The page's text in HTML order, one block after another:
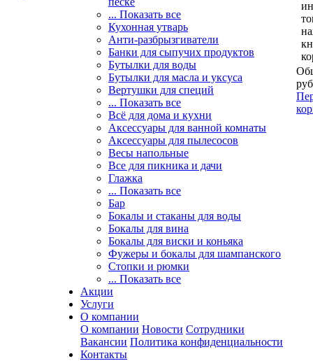
... Показать все
Кухонная утварь
Анти-разбрызгиватели
Банки для сыпучих продуктов
Бутылки для воды
Бутылки для масла и уксуса
Вертушки для специй
... Показать все
Всё для дома и кухни
Аксессуары для ванной комнаты
Аксессуары для пылесосов
Весы напольные
Все для пикника и дачи
Глажка
... Показать все
Бар
Бокалы и стаканы для воды
Бокалы для вина
Бокалы для виски и коньяка
Фужеры и бокалы для шампанского
Стопки и рюмки
... Показать все
Акции
Услуги
О компании
О компании Новости Сотрудники
Вакансии Политика конфиденциальности
Контакты